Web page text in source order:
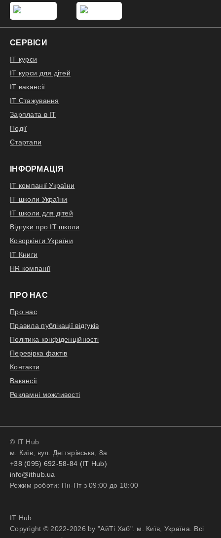
СЕРВІСИ
IT курси
IT курси для дітей
IT вакансії
IT Стажування
Зарплата в IT
Події
Стартапи
ІНФОРМАЦІЯ
IT компанії України
IT школи України
IT школи для дітей
Відгуки про IT школи
Коворкінги України
IT Книги
HR компанії
ПРО НАС
Про нас
Правила публікації відгуків
Політика конфіденційності
Перевірка фактів
Контакти
Вакансії
Рекламні можливості
© IT Hub
м. Київ, вул. Дегтярівська, 8а
+38 (095) 692-58-84 (IT Hub)
info@ithub.ua
Режим роботи: Пн-Пт з 09:00 до 18:00
IT Hub
Copyright © 2022-2026 by "АйТі Хаб". м. Київ, Україна. Всі